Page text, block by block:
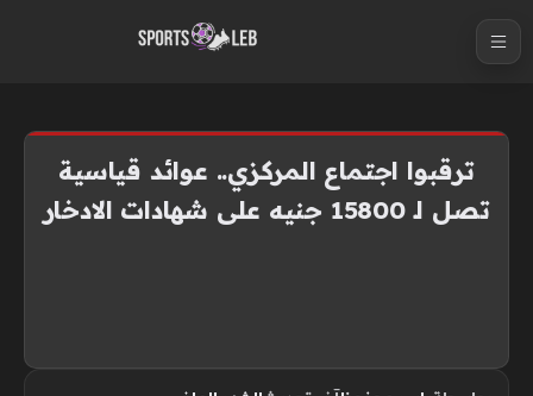
ترقبوا اجتماع المركزي.. عوائد قياسية
تصل لـ 15800 جنيه على شهادات الادخار